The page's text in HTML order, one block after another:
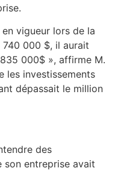
vigueur lors de la
740 000 $, il aurait
000$ », affirme M.
les investissements
dépassait le million
des
son entreprise avait